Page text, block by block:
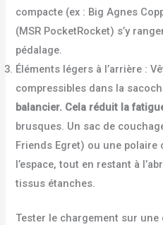
compacte (ex : Big Agnes
(MSR PocketRocket) s’y
pédalage.
Éléments légers à l’arrière :
compressibles dans la
balancier. Cela réduit la
brusques. Un sac de
Friends Egret) ou une polaire
l’espace, tout en restant à
tissus étanches.
Tester le chargement sur